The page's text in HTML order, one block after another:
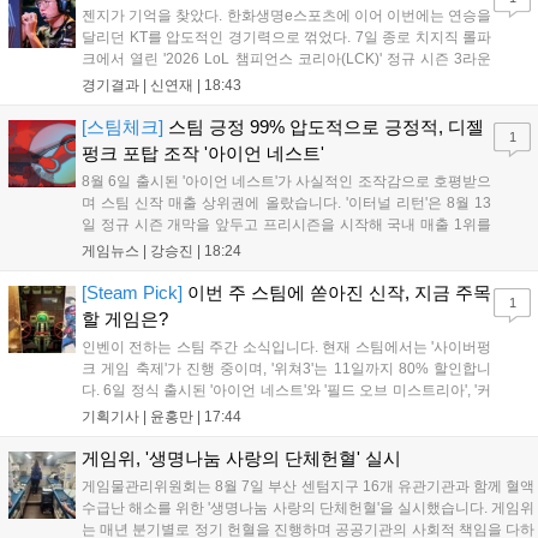
젠지가 기억을 찾았다. 한화생명e스포츠에 이어 이번에는 연승을
달리던 KT를 압도적인 경기력으로 꺾었다. 7일 종로 치지직 롤파
크에서 열린 '2026 LoL 챔피언스 코리아(LCK)' 정규 시즌 3라운
드 레전드 그룹, kt 롤스터와 젠지 e스포츠의 대결에서 젠지가 압
기억을 되찾기라도 한 듯 1,...
경기결과 | 신연재 18:43
[스팀체크] 스팀 긍정 99% 압도적으로 긍정적, 디젤
펑크 포탑 조작 '아이언 네스트'
8월 6일 출시된 '아이언 네스트'가 사실적인 조작감으로 호평받으
며 스팀 신작 매출 상위권에 올랐습니다. '이터널 리턴'은 8월 13
일 정규 시즌 개막을 앞두고 프리시즌을 시작해 국내 매출 1위를
기록했습니다. 25주년을 맞은 '고스트 리콘' 시리즈는 8월 6일 쇼
'마블 투혼: 파이팅 소울즈'와 레트로 수리 시뮬레이션 '리스토
리'도 스팀에 정식 출시되었습니다....
게임뉴스 | 강승진 18:24
1
[Steam Pick] 이번 주 스팀에 쏟아진 신작, 지금 주목
할 게임은?
인벤이 전하는 스팀 주간 소식입니다. 현재 스팀에서는 '사이버펑
크 게임 축제'가 진행 중이며, '위쳐3'는 11일까지 80% 할인합니
다. 6일 정식 출시된 '아이언 네스트'와 '필드 오브 미스트리아', '커
세어 코브'가 호평받고 있습니다. 한편, 7일 출시된 '마블 투혼'은
다. 유비소프트의 '고스트리콘: 와일드랜드'는 7년 만의 대규모 업
데이트 '라스트 라이츠'와 함께 95% 할인 중입니다....
기획기사 | 윤홍만 17:44
1
게임위, '생명나눔 사랑의 단체헌혈' 실시
게임물관리위원회는 8월 7일 부산 센텀지구 16개 유관기관과 함께 혈액
수급난 해소를 위한 '생명나눔 사랑의 단체헌혈'을 실시했습니다. 게임위
는 매년 분기별로 정기 헌혈을 진행하며 공공기관의 사회적 책임을 다하